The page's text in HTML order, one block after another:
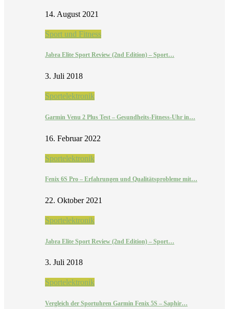
14. August 2021
Sport und Fitness
Jabra Elite Sport Review (2nd Edition) – Sport…
3. Juli 2018
Sportelektronik
Garmin Venu 2 Plus Test – Gesundheits-Fitness-Uhr in…
16. Februar 2022
Sportelektronik
Fenix 6S Pro – Erfahrungen und Qualitätsprobleme mit…
22. Oktober 2021
Sportelektronik
Jabra Elite Sport Review (2nd Edition) – Sport…
3. Juli 2018
Sportelektronik
Vergleich der Sportuhren Garmin Fenix 5S – Saphir…